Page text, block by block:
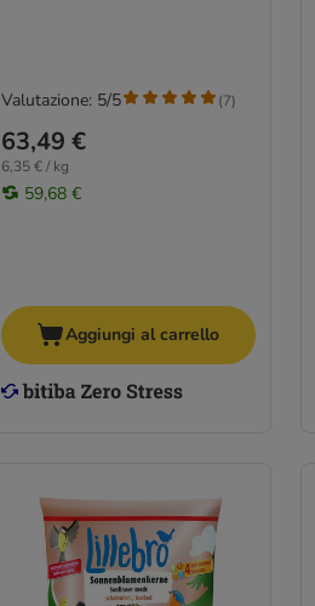
63,49 €
6,35 € / kg
59,68 €
Valutazione: 5/5 (7)
Aggiungi al carrello